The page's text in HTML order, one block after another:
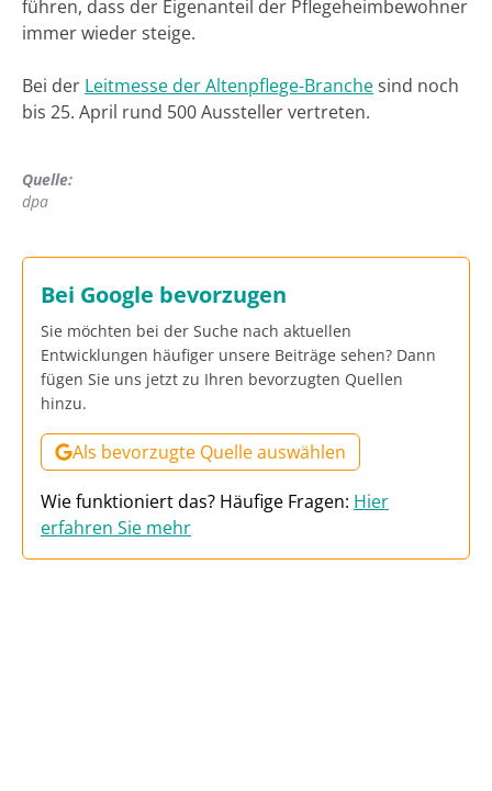
führen, dass der Eigenanteil der Pflegeheimbewohner
immer wieder steige.
Bei der Leitmesse der Altenpflege-Branchesind noch
bis 25. April rund 500 Aussteller vertreten.
Quelle:
dpa
Bei Google bevorzugen
Sie möchten bei der Suche nach aktuellen
Entwicklungen häufiger unsere Beiträge sehen? Dann
fügen Sie uns jetzt zu Ihren bevorzugten Quellen
hinzu.
Als bevorzugte Quelle auswählen
Wie funktioniert das? Häufige Fragen: Hier
erfahren Sie mehr